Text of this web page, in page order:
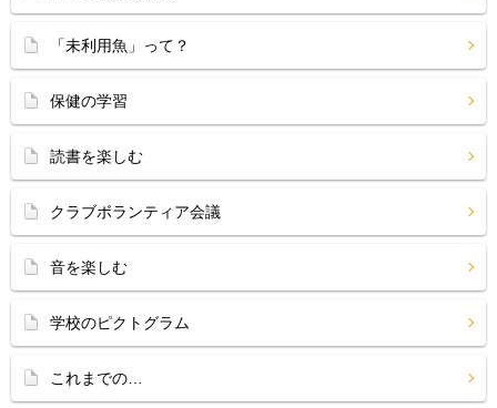
「未利用魚」って？
保健の学習
読書を楽しむ
クラブボランティア会議
音を楽しむ
学校のピクトグラム
これまでの…